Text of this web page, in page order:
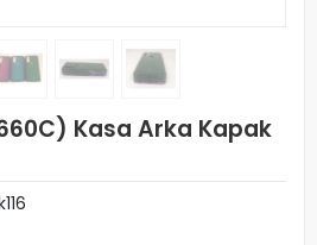
Kasa Arka Kapak